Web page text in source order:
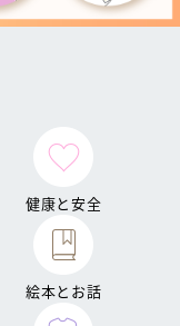
健康と安全
絵本とお話